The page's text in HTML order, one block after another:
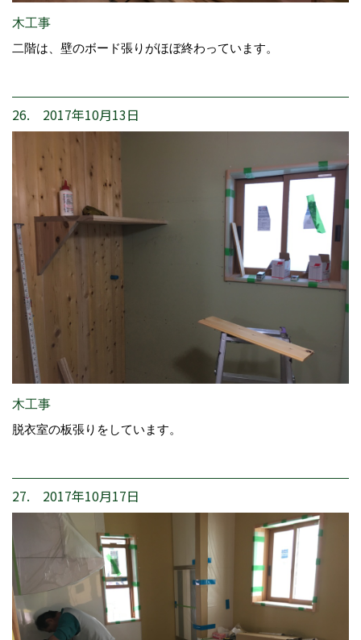
木工事
二階は、壁のボード張りがほぼ終わっています。
26. 2017年10月13日
木工事
脱衣室の板張りをしています。
27. 2017年10月17日